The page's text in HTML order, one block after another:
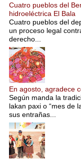
Cuatro pueblos del
hidroeléctrica El Bala
Cuatro pueblos del
un proceso legal
derecho...
En agosto, agradece
Según manda la
lakan paxi o “mes de
sus entrañas...